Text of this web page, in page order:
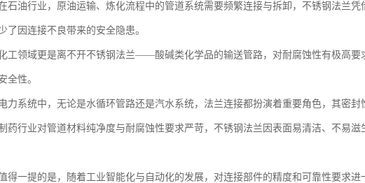
石油行业，原油运输、炼化流程中的管道系统需要频繁连接与拆卸，不锈钢法兰
了因连接不良带来的安全隐患。
工领域更是离不开不锈钢法兰——酸碱类化学品的输送管路，对耐腐蚀性有极高要
全性。
力系统中，无论是水循环管路还是汽水系统，法兰连接都扮演着重要角色，其密
药行业对管道材料纯净度与耐腐蚀性要求严苛，不锈钢法兰因表面易清洁、不易
得一提的是，随着工业智能化与自动化的发展，对连接部件的精度和可靠性要求进